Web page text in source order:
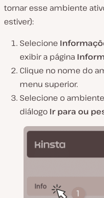
tornar esse ambiente
estiver):
Selecione
exibir a página
Clique no nome do
menu superior.
Selecione o ambiente
diálogo Ir para ou